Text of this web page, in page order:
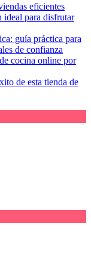
eficientes
ideal para disfrutar
guía práctica para
de confianza
cocina online por
de esta tienda de